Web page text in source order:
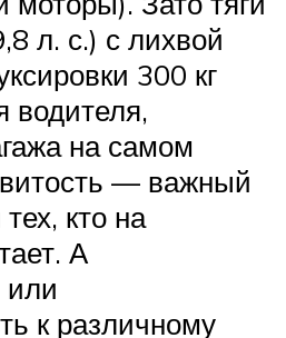
л. с.) с лихвой
300 кг
водителя,
на самом
— важный
кто на
А
или
к различному